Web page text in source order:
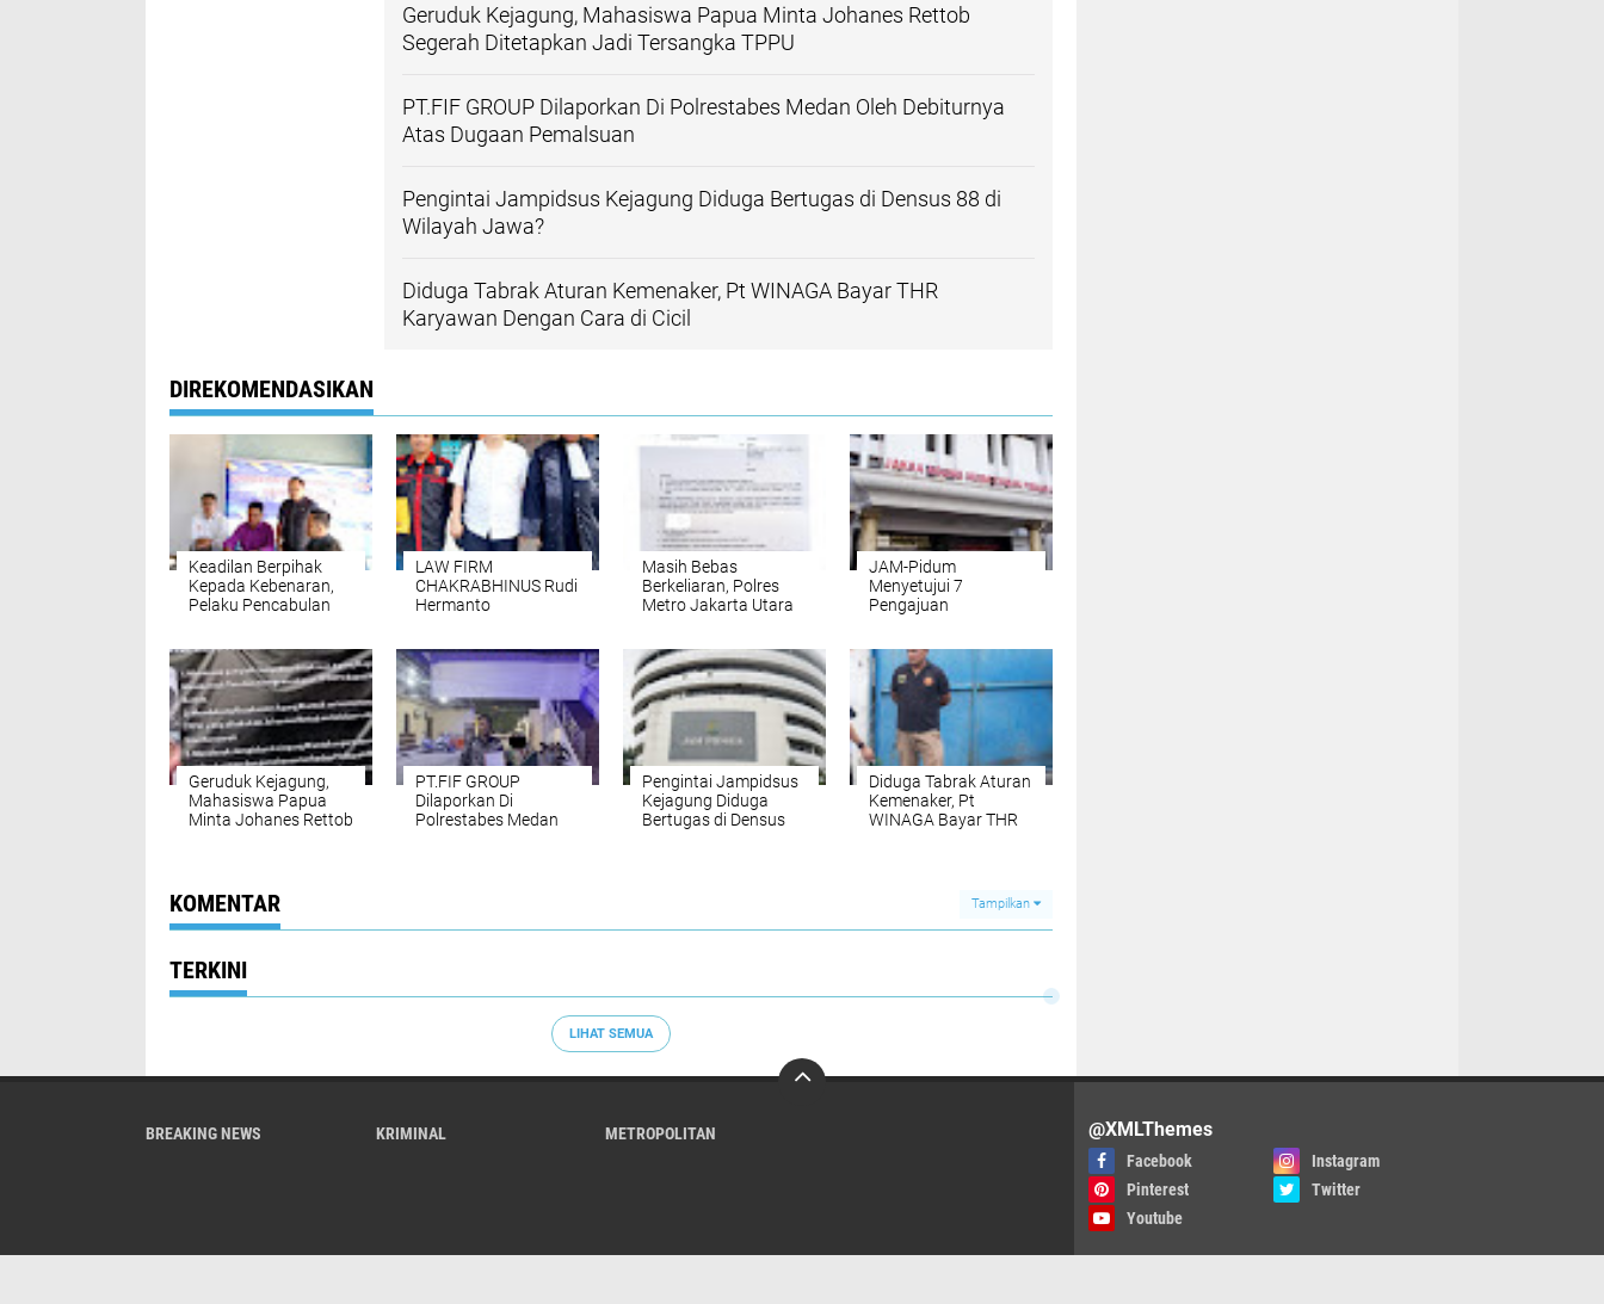
Geruduk Kejagung, Mahasiswa Papua Minta Johanes Rettob
Segerah Ditetapkan Jadi Tersangka TPPU
PT.FIF GROUP Dilaporkan Di Polrestabes Medan Oleh Debiturnya
Atas Dugaan Pemalsuan
Pengintai Jampidsus Kejagung Diduga Bertugas di Densus 88 di
Wilayah Jawa?
Diduga Tabrak Aturan Kemenaker, Pt WINAGA Bayar THR
Karyawan Dengan Cara di Cicil
DIREKOMENDASIKAN
Keadilan Berpihak
Kepada Kebenaran,
Pelaku Pencabulan
LAW FIRM
CHAKRABHINUS Rudi
Hermanto
Masih Bebas
Berkeliaran, Polres
Metro Jakarta Utara
Pemukulan Anak
Dibawah Umur !!!
JAM-Pidum
Menyetujui 7
Pengajuan
Narkotika
Geruduk Kejagung,
Mahasiswa Papua
Minta Johanes Rettob
PT.FIF GROUP
Dilaporkan Di
Polrestabes Medan
Pengintai Jampidsus
Kejagung Diduga
Bertugas di Densus
Diduga Tabrak Aturan
Kemenaker, Pt
WINAGA Bayar THR
KOMENTAR Tampilkan
TERKINI
LIHAT SEMUA
BREAKING NEWS KRIMINAL METROPOLITAN @XMLThemes
Facebook
Instagram
Pinterest
Twitter
Youtube